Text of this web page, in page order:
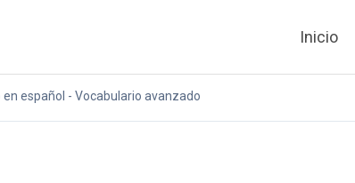
Inicio
español - Vocabulario avanzado